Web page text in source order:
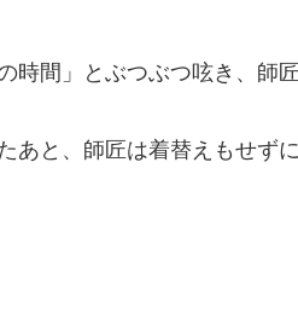
時間」とぶつぶつ呟き、師
あと、師匠は着替えもせず